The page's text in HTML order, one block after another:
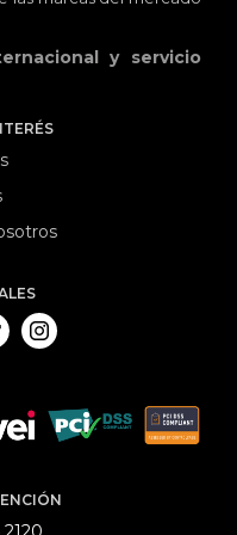
y servicio